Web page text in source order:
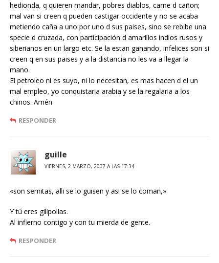
hedionda, q quieren mandar, pobres diablos, carne d cañon;
mal van si creen q pueden castigar occidente y no se acaba
metiendo caña a uno por uno d sus paises, sino se rebibe una
specie d cruzada, con participación d amarillos indios rusos y
siberianos en un largo etc. Se la estan ganando, infelices son si
creen q en sus paises y a la distancia no les va a llegar la
mano.
El petroleo ni es suyo, ni lo necesitan, es mas hacen d el un
mal empleo, yo conquistaria arabia y se la regalaria a los
chinos. Amén
RESPONDER
guille
VIERNES, 2 MARZO, 2007 A LAS 17:34
«son semitas, alli se lo guisen y asi se lo coman,»
Y tú eres gilipollas.
Al infierno contigo y con tu mierda de gente.
RESPONDER